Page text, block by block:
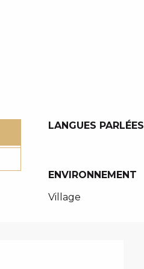
LANGUES PARLÉES
LANGUES PARLÉES
ENVIRONNEMENT
ENVIRONNEMENT
Village